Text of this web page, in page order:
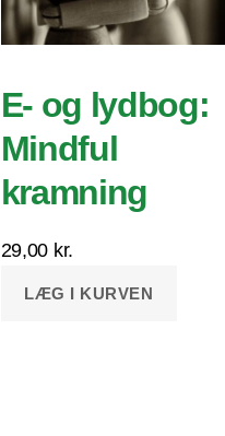
E- og lydbog:
Mindful
kramning
29,00 kr.
LÆG I KURVEN